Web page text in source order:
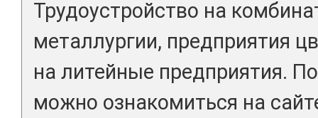
Трудоустройство на
металлургии, предприятия
на литейные предприятия.
можно ознакомиться на